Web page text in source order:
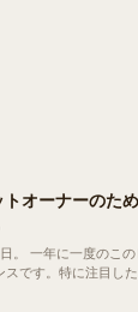
オーナーのた
ット
です。特に注目した